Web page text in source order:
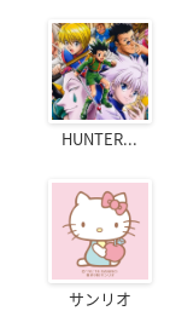
HUNTER...
サンリオ